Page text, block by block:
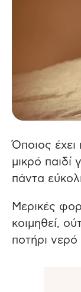
Όποιος
μικρό παιδί
πάντα
Μερικές
κοιμηθεί,
ποτήρι